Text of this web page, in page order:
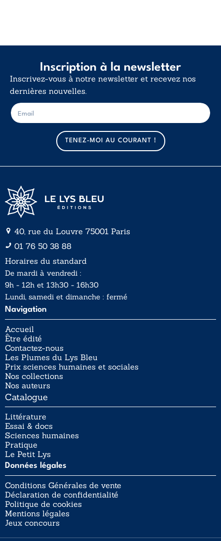
Inscription à la newsletter
Inscrivez-vous à notre newsletter et recevez nos
dernières nouvelles.
m
a
i
l
E
-
m
TENEZ-MOI AU COURANT !
40, rue du Louvre 75001 Paris
01 76 50 38 88
Horaires du standard
De mardi à vendredi :
9h - 12h et 13h30 - 16h30
Lundi, samedi et dimanche : fermé
Navigation
Accueil
Être édité
Contactez-nous
Les Plumes du Lys Bleu
Prix sciences humaines et sociales
Nos collections
Nos auteurs
Catalogue
Littérature
Essai & docs
Sciences humaines
Pratique
Le Petit Lys
Données légales
Conditions Générales de vente
Déclaration de confidentialité
Politique de cookies
Mentions légales
Jeux concours